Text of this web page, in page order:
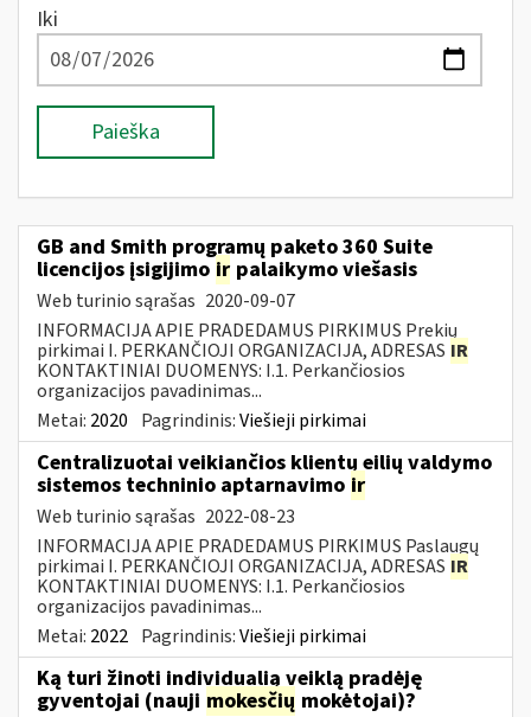
Iki
Paieška
GB and Smith programų paketo 360 Suite
licencijos įsigijimo ir palaikymo viešasis
Web turinio sąrašas 2020-09-07
INFORMACIJA APIE PRADEDAMUS PIRKIMUS Prekių
pirkimai I. PERKANČIOJI ORGANIZACIJA, ADRESAS IR
KONTAKTINIAI DUOMENYS: I.1. Perkančiosios
organizacijos pavadinimas...
Metai: 2020 Pagrindinis:Viešieji pirkimai
Centralizuotai veikiančios klientų eilių valdymo
sistemos techninio aptarnavimo ir
Web turinio sąrašas 2022-08-23
INFORMACIJA APIE PRADEDAMUS PIRKIMUS Paslaugų
pirkimai I. PERKANČIOJI ORGANIZACIJA, ADRESAS IR
KONTAKTINIAI DUOMENYS: I.1. Perkančiosios
organizacijos pavadinimas...
Metai: 2022 Pagrindinis:Viešieji pirkimai
Ką turi žinoti individualią veiklą pradėję
gyventojai (nauji mokesčių mokėtojai)?